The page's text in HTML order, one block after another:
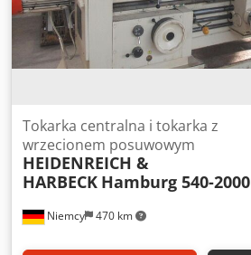
Niemcy 470 km
Tokarka centralna i tokarka z
wrzecionem posuwowym
HEIDENREICH &
HARBECK Hamburg 540-2000